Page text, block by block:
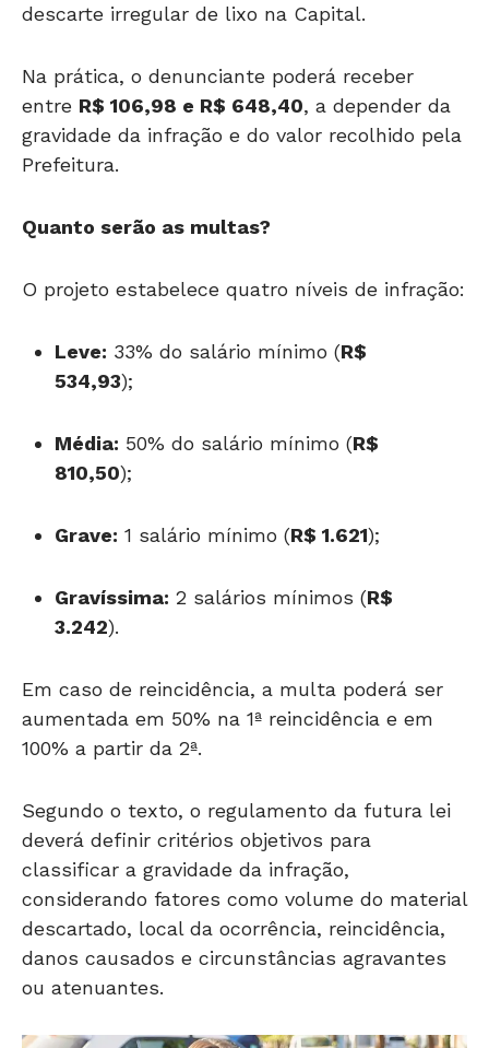
descarte irregular de lixo na Capital.
Na prática, o denunciante poderá receber
entre R$ 106,98 e R$ 648,40, a depender da
gravidade da infração e do valor recolhido pela
Prefeitura.
Quanto serão as multas?
O projeto estabelece quatro níveis de infração:
Leve: 33% do salário mínimo (R$
534,93);
Média: 50% do salário mínimo (R$
810,50);
Grave: 1 salário mínimo (R$ 1.621);
Gravíssima: 2 salários mínimos (R$
3.242).
Em caso de reincidência, a multa poderá ser
aumentada em 50% na 1ª reincidência e em
100% a partir da 2ª.
Segundo o texto, o regulamento da futura lei
deverá definir critérios objetivos para
classificar a gravidade da infração,
considerando fatores como volume do material
descartado, local da ocorrência, reincidência,
danos causados e circunstâncias agravantes
ou atenuantes.